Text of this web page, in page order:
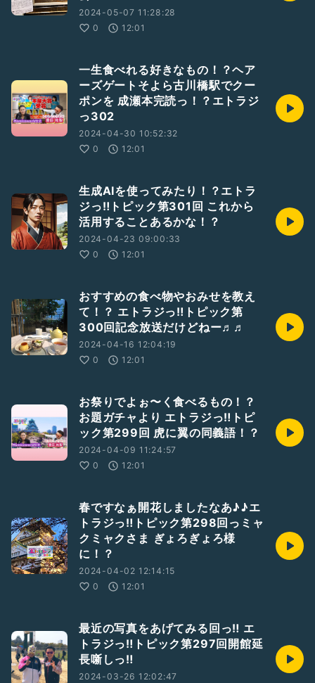
2024-05-07 11:28:28
0
12:01
一生食べれる好きなもの！？ヘア
ーズゲートそよら古川橋駅でクー
ポンを 成瀬本完読っ！？エトラジ
っ302
2024-04-30 10:52:32
0
12:01
生成AIを使ってみたり！？エトラ
ジっ‼︎トピック第301回 これから
活用することあるかな！？
2024-04-23 09:00:33
0
12:01
おすすめの食べ物やおみせを教え
て！？ エトラジっ‼︎トピック第
300回記念放送だけどねー♬♬
2024-04-16 12:04:19
0
12:01
お祭りでよぉ〜く食べるもの！？
お題ガチャより エトラジっ‼︎トピ
ック第299回 虎に翼の同義語！？
2024-04-09 11:24:57
0
12:01
春ですなぁ開花しましたなあ♪♪エ
トラジっ‼︎トピック第298回っミャ
クミャクさま ぎょろぎょろ様
に！？
2024-04-02 12:14:15
0
12:01
最近の写真をあげてみる回っ‼︎ エ
トラジっ‼︎トピック第297回開館延
長噺しっ‼︎
2024-03-26 12:02:47